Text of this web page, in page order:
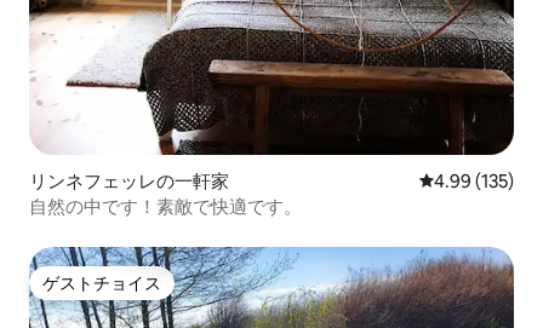
リンネフェッレの一軒家 レビュー135
4.99 (135)
自然の中です！素敵で快適です。
ゲストチョイス
ゲストチョイス